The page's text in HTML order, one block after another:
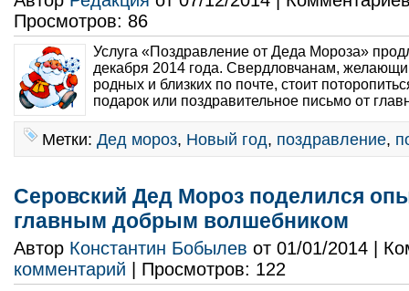
Просмотров: 86
Услуга «Поздравление от Деда Мороза»
декабря 2014 года. Свердловчанам,
родных и близких по почте, стоит
подарок или поздравительное письмо от
Метки: Дед мороз, Новый год, поздравление,
Серовский Дед Мороз поделился
главным добрым волшебником
Автор Константин Бобылев от 01/01/2014 |
комментарий | Просмотров: 122